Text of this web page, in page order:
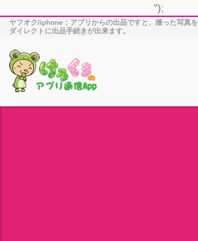
");
ヤフオク/iphone：アプリからの出品ですと、撮った写真
ダイレクトに出品手続きが出来ます。